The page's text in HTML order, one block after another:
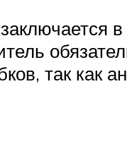
так как